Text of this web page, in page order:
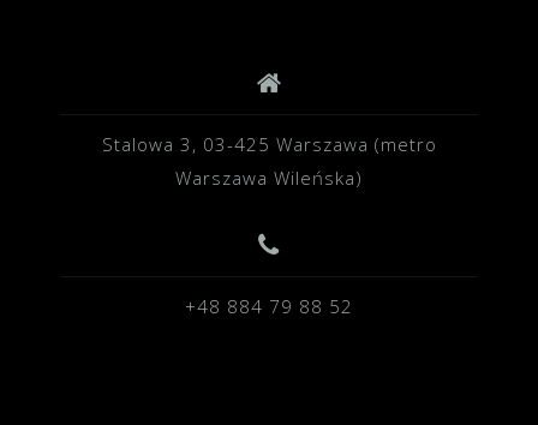
Stalowa 3, 03-425 Warszawa (metro
Warszawa Wileńska)
+48 884 79 88 52